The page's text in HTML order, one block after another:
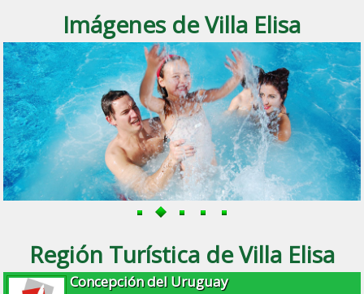
Imágenes de Villa Elisa
Región Turística de Villa Elisa
Concepción del Uruguay